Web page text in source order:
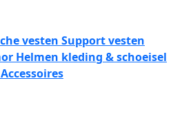
vesten Support vesten
Helmen kleding & schoeisel
Accessoires